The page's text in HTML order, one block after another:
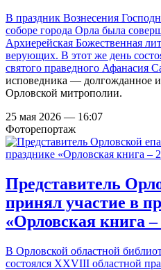
В праздник Вознесения
соборе города Орла была
Архиерейская Божественная
верующих. В этот же день
святого праведного Афанасия
исповедника — долгожданное и
Орловской митрополии.
25 мая 2026 — 16:07
Фоторепортаж
Представитель
принял участие в
«Орловская книга –
В Орловской областной
состоялся XXVIII областной